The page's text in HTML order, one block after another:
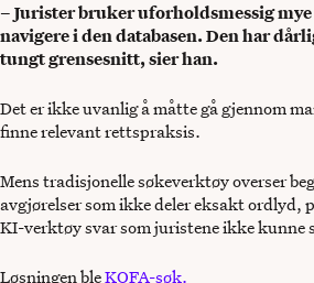
– Jurister bruker uforholdsmessig mye
navigere i den databasen. Den har
tungt grensesnitt, sier han.
Det er ikke uvanlig å måtte gå gjennom
finne relevant rettspraksis.
Mens tradisjonelle søkeverktøy overser
avgjørelser som ikke deler eksakt ordlyd,
KI-verktøy svar som juristene ikke kunne
Løsningen bleKOFA-søk.